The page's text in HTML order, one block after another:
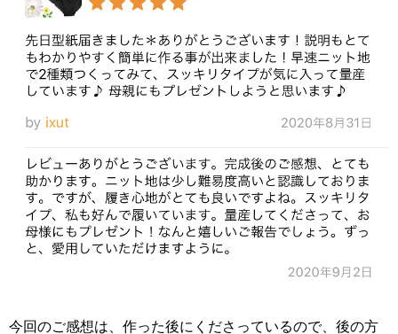
今回のご感想は、作った後にくださっているので、後の方